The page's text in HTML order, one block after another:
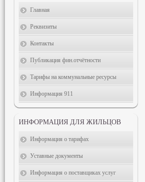
Главная
Реквизиты
Контакты
Публикация фин.отчётности
Тарифы на коммунальные ресурсы
Информация 911
ИНФОРМАЦИЯ ДЛЯ ЖИЛЬЦОВ
Информация о тарифах
Уставные документы
Информация о поставщиках услуг